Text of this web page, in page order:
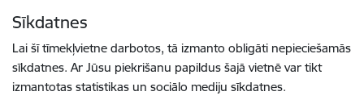
Sīkdatnes
Lai šī tīmekļvietne darbotos, tā izmanto obligāti nepieciešamās
sīkdatnes. Ar Jūsu piekrišanu papildus šajā vietnē var tikt
izmantotas statistikas un sociālo mediju sīkdatnes.